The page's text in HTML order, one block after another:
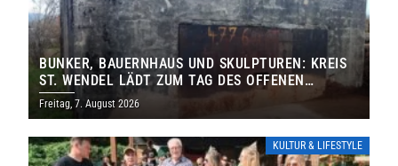
BUNKER, BAUERNHAUS UND SKULPTUREN: KREIS
ST. WENDEL LÄDT ZUM TAG DES OFFENEN
DENKMALS EIN
Freitag, 7. August 2026
KULTUR & LIFESTYLE